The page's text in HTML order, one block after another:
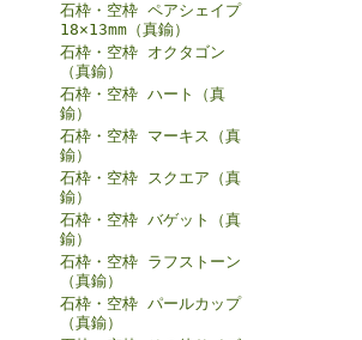
石枠・空枠 ペアシェイプ
18×13mm（真鍮）
石枠・空枠 オクタゴン
（真鍮）
石枠・空枠 ハート（真
鍮）
石枠・空枠 マーキス（真
鍮）
石枠・空枠 スクエア（真
鍮）
石枠・空枠 バゲット（真
鍮）
石枠・空枠 ラフストーン
（真鍮）
石枠・空枠 パールカップ
（真鍮）